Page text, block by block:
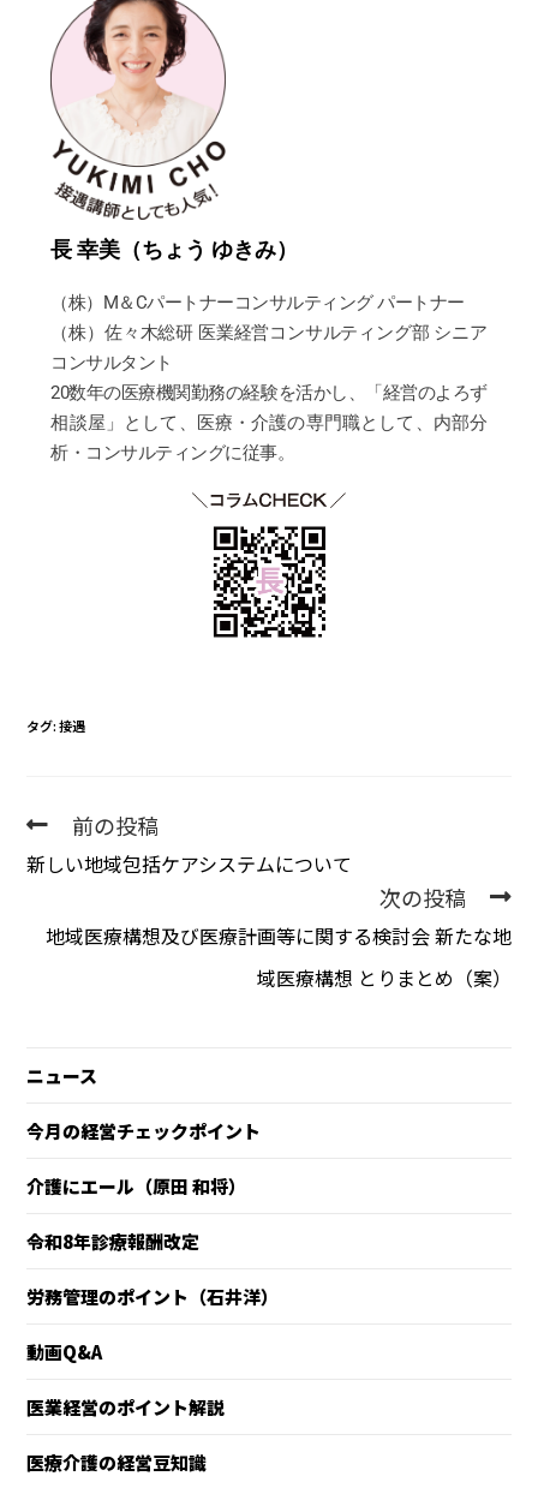
長 幸美（ちょう ゆきみ）
（株）M＆Cパートナーコンサルティング パートナー
（株）佐々木総研 医業経営コンサルティング部 シニア
コンサルタント
20数年の医療機関勤務の経験を活かし、「経営のよろず
相談屋」として、医療・介護の専門職として、内部分
析・コンサルティングに従事。
タグ:接遇
前の投稿
新しい地域包括ケアシステムについて
次の投稿
地域医療構想及び医療計画等に関する検討会 新たな地
域医療構想 とりまとめ（案）
ニュース
今月の経営チェックポイント
介護にエール（原田 和将）
令和8年診療報酬改定
労務管理のポイント（石井洋）
動画Q&A
医業経営のポイント解説
医療介護の経営豆知識